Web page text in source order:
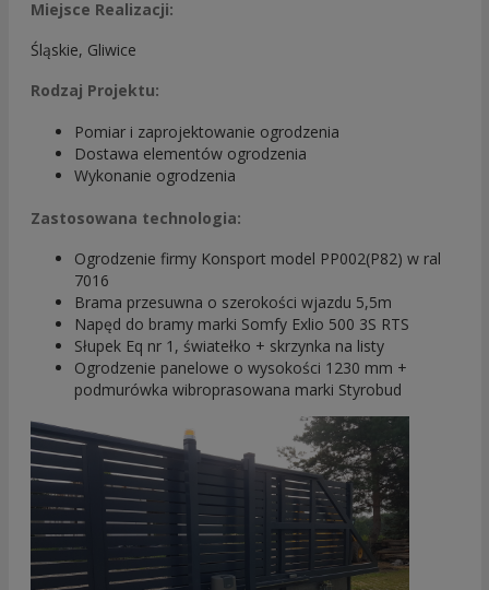
Miejsce Realizacji:
Śląskie, Gliwice
Rodzaj Projektu:
Pomiar i zaprojektowanie ogrodzenia
Dostawa elementów ogrodzenia
Wykonanie ogrodzenia
Zastosowana technologia:
Ogrodzenie firmy Konsport model PP002(P82) w ral
7016
Brama przesuwna o szerokości wjazdu 5,5m
Napęd do bramy marki Somfy Exlio 500 3S RTS
Słupek Eq nr 1, światełko + skrzynka na listy
Ogrodzenie panelowe o wysokości 1230 mm +
podmurówka wibroprasowana marki Styrobud